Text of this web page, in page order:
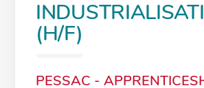
(H/F)
PESSAC -